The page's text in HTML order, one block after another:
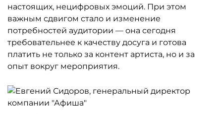
настоящих, нецифровых эмоций. При этом
важным сдвигом стало и изменение
потребностей аудитории — она сегодня
требовательнее к качеству досуга и готова
платить не только за контент артиста, но и за
опыт вокруг мероприятия.